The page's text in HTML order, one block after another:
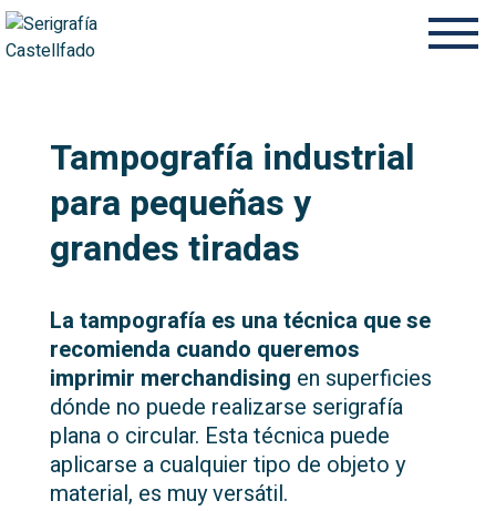
Tampografía industrial
para pequeñas y
grandes tiradas
La tampografía es una técnica que se
recomienda cuando queremos
imprimir merchandising en superficies
dónde no puede realizarse serigrafía
plana o circular. Esta técnica puede
aplicarse a cualquier tipo de objeto y
material, es muy versátil.